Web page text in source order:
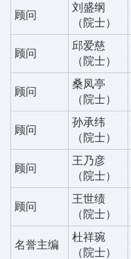
顾问
刘盛纲
（院士）
顾问
邱爱慈
（院士）
顾问
桑凤亭
（院士）
顾问
孙承纬
（院士）
顾问
王乃彦
（院士）
顾问
王世绩
（院士）
名誉主编
杜祥琬
（院士）